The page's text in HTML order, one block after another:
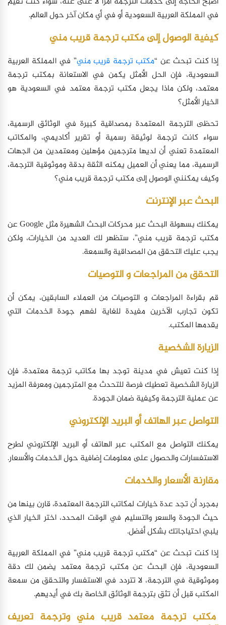
في المملكة العربية السعودية أو في أي مكان آخر حول العالم.
كيفية الوصول إلى مكتب ترجمة قريب مني
إذا كنت تبحث عن “مكتب ترجمة قريب مني” في المملكة العربية
السعودية، فإن الحل الأمثل يكمن في الاستعانة بمكتب ترجمة
معتمد، ولكن ماذا يجعل مكتب ترجمة معتمد في السعودية هو
الخيار الأمثل؟
تحظى الترجمة المعتمدة بمصداقية كبيرة في الوثائق الرسمية،
سواء كانت ترجمة لوثيقة رسمية أو تقرير أكاديمي، والمكاتب
المعتمدة تعني أن لديها مترجمين مؤهلين ومعتمدين من الجهات
الرسمية، مما يعني أن العميل يمكنه الثقة بدقة وموثوقية الترجمة،
وكيف يمكنني الوصول إلى مكتب ترجمة قريب مني؟
البحث عبر الإنترنت
يمكنك بسهولة البحث عبر محركات البحث الشهيرة مثل Google عن
مكتب ترجمة قريب مني”، ستظهر لك العديد من الخيارات، ولكن
يجب عليك التحقق من المصداقية والسمعة.
التحقق من المراجعات و التوصيات
قم بقراءة المراجعات و التوصيات من العملاء السابقين، يمكن أن
تكون تجارب الآخرين مفيدة للغاية لفهم جودة الخدمات التي
يقدمها المكتب.
الزيارة الشخصية
إذا كنت تعيش في مدينة توجد بها مكاتب ترجمة معتمدة، فإن
الزيارة الشخصية تعطيك فرصة للتحدث مع المترجمين ومعرفة المزيد
عن عملية الترجمة وكيفية ضمان الجودة.
التواصل عبر الهاتف أو البريد الإلكتروني
يمكنك التواصل مع المكتب عبر الهاتف أو البريد الإلكتروني لطرح
الاستفسارات والحصول على معلومات إضافية حول الخدمات والأسعار.
مقارنة الأسعار والخدمات
بمجرد أن تجد عدة خيارات لمكاتب الترجمة المعتمدة، قارن بينها من
حيث الجودة والسعر والتسليم في الوقت المحدد، اختر الخيار الذي
يلبي احتياجاتك بشكل أفضل.
إذا كنت تبحث عن “مكتب ترجمة قريب مني” في المملكة العربية
السعودية، فإن البحث عن مكتب ترجمة معتمد يضمن لك دقة
وموثوقية في الترجمة، لا تتردد في الاستفسار والتحقق من سمعة
المكتب قبل أن تثق بترجمة الوثائق الخاصة بك في أيديهم.
مكتب ترجمة معتمد قريب مني وترجمة تعريف